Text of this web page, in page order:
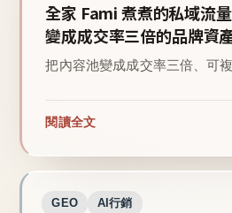
全家 Fami 煮煮的私域流
變成成交率三倍的品牌資
把內容池變成成交率三倍、可
閱讀全文
GEO AI行銷